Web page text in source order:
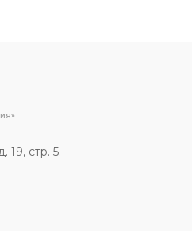
19, стр. 5.